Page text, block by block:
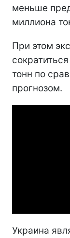
меньше
миллиона
При этом
тонн по
прогнозом.
Украина